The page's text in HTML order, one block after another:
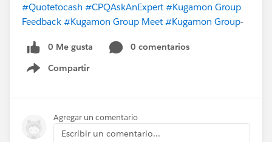
#Quotetocash #CPQAskAnExpert #Kugamon Group
Feedback #Kugamon Group Meet #Kugamon Group-
0 Me gusta
0 comentarios
Compartir
Show menu
Agregar un comentario
Escribir un comentario...